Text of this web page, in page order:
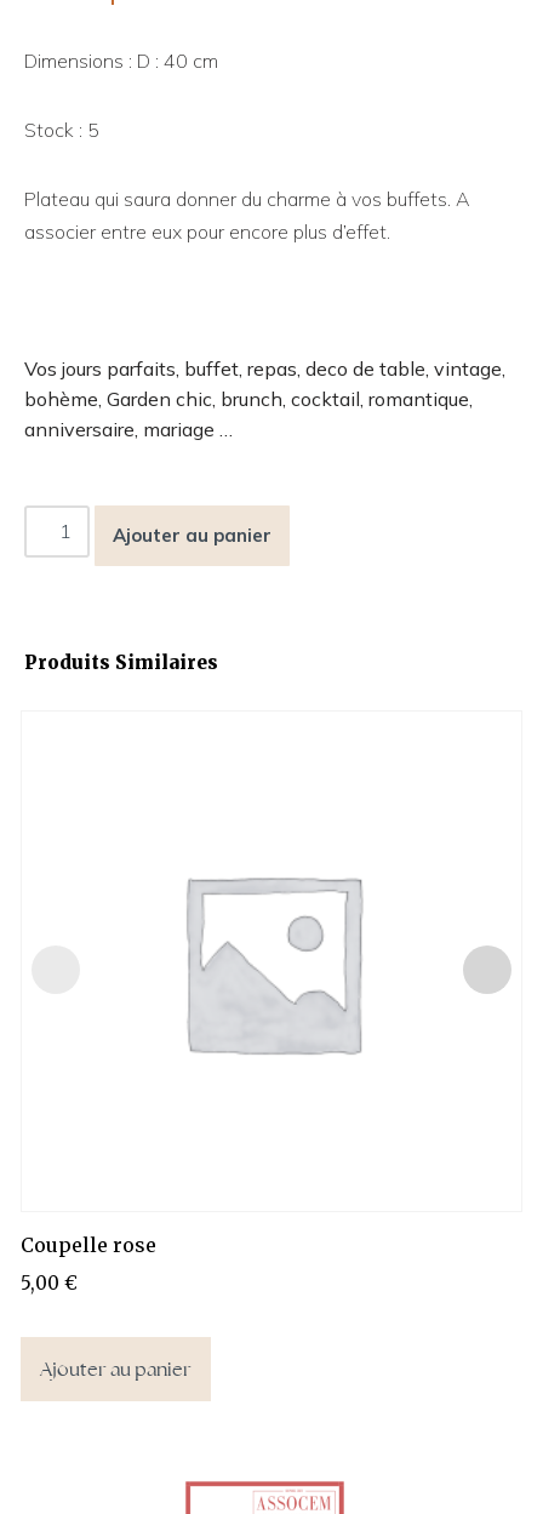
Dimensions : D : 40 cm
Stock : 5
Plateau qui saura donner du charme à vos buffets. A
associer entre eux pour encore plus d’effet.
Vos jours parfaits, buffet, repas, deco de table, vintage,
bohème, Garden chic, brunch, cocktail, romantique,
anniversaire, mariage …
Ajouter au panier
Produits Similaires
Coupelle rose
5,00€
Ajouter au panier